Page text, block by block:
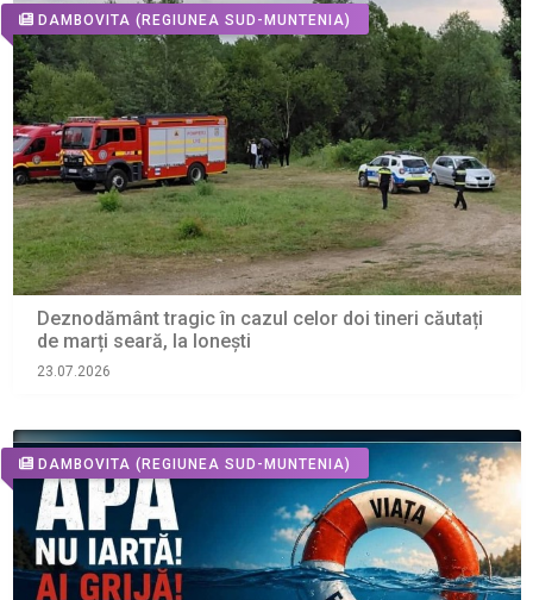
DAMBOVITA (REGIUNEA SUD-MUNTENIA)
Deznodământ tragic în cazul celor doi tineri căutați
de marți seară, la Ionești
23.07.2026
DAMBOVITA (REGIUNEA SUD-MUNTENIA)